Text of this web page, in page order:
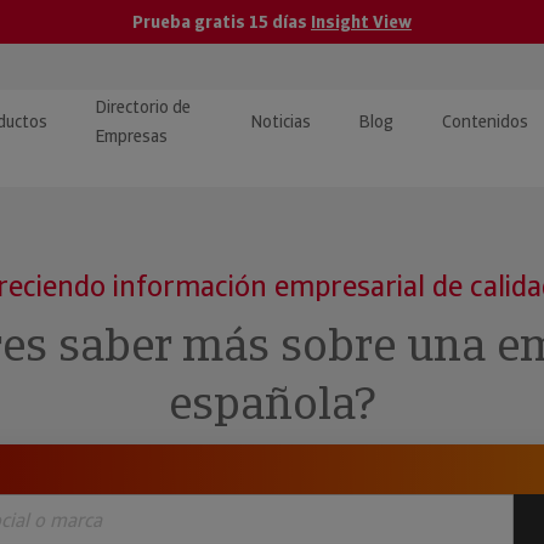
Prueba gratis 15 días Insight View
y ERP
· Recuperación de
Directorio de
Empresas
Noticias Blog Contenidos
Pública
Investigada
información empresarial de
saber más sobre una
española?